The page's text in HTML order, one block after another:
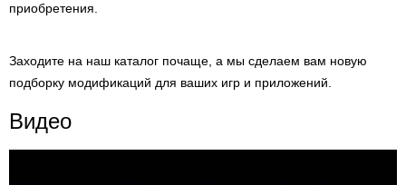
приобретения.
Заходите на наш каталог почаще, а мы сделаем вам новую
подборку модификаций для ваших игр и приложений.
Видео